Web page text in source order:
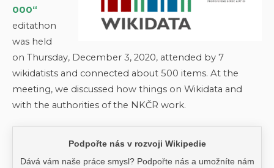
000“
editathon
was held
on Thursday, December 3, 2020, attended by 7
wikidatists and connected about 500 items. At the
meeting, we discussed how things on Wikidata and
with the authorities of the NKČR work.